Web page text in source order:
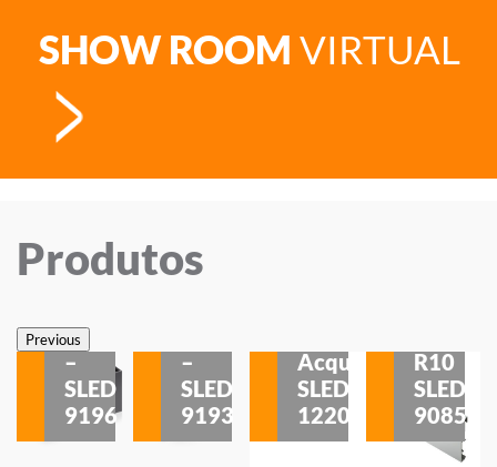
SHOW ROOM VIRTUAL
Produtos
PreviousSobrepor
–
SLED
9196
–
SLED
9193
Acqua
SLED
1220
R10
SLED
9085